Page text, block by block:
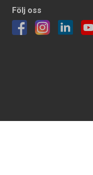
Följ oss